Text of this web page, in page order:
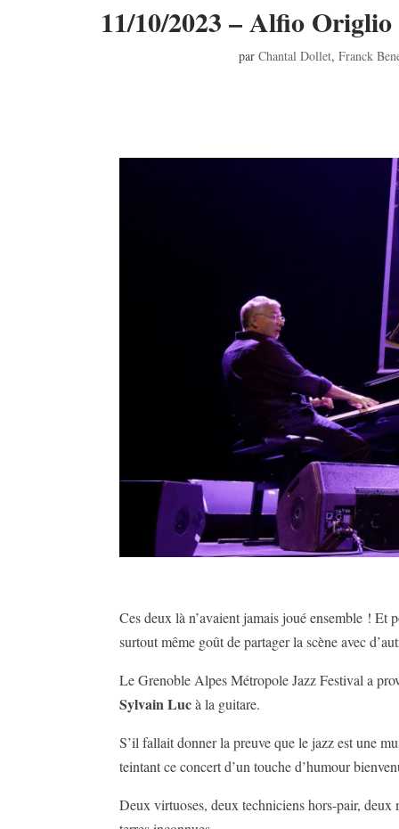
11/10/2023 – Alfio
par Chantal Dollet, Franck
Ces deux là n’avaient jamais joué ensemble ! Et
surtout même goût de partager la scène avec
Le Grenoble Alpes Métropole Jazz Festival a
Sylvain Lucà la guitare.
S’il fallait donner la preuve que le jazz est une
teintant ce concert d’un touche d’humour
Deux virtuoses, deux techniciens hors-pair, deux